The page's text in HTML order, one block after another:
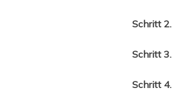
Schritt 2.
Schritt 3.
Schritt 4.